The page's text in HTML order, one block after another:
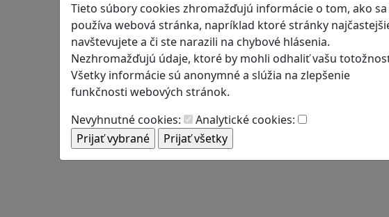
Tieto súbory cookies zhromažďujú informácie o tom, ako sa
používa webová stránka, napríklad ktoré stránky
navštevujete a či ste narazili na chybové hlásenia.
Nezhromažďujú údaje, ktoré by mohli odhaliť vašu
Všetky informácie sú anonymné a slúžia na zlepšenie
funkčnosti webových stránok.
Nevyhnutné cookies:
Analytické cookies: